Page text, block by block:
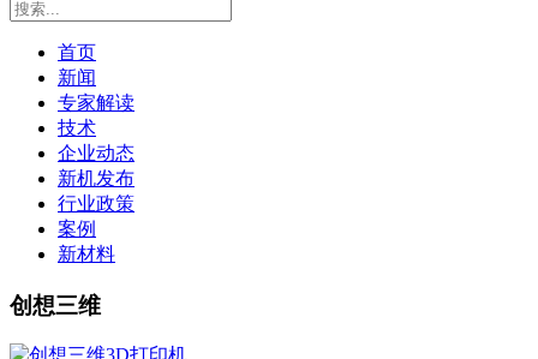
首页
新闻
专家解读
技术
企业动态
新机发布
行业政策
案例
新材料
创想三维